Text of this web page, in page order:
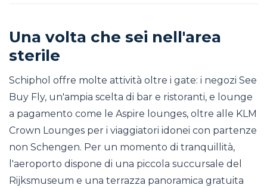
Una volta che sei nell'area
sterile
Schiphol offre molte attività oltre i gate: i negozi See
Buy Fly, un'ampia scelta di bar e ristoranti, e lounge
a pagamento come le Aspire lounges, oltre alle KLM
Crown Lounges per i viaggiatori idonei con partenze
non Schengen. Per un momento di tranquillità,
l'aeroporto dispone di una piccola succursale del
Rijksmuseum e una terrazza panoramica gratuita